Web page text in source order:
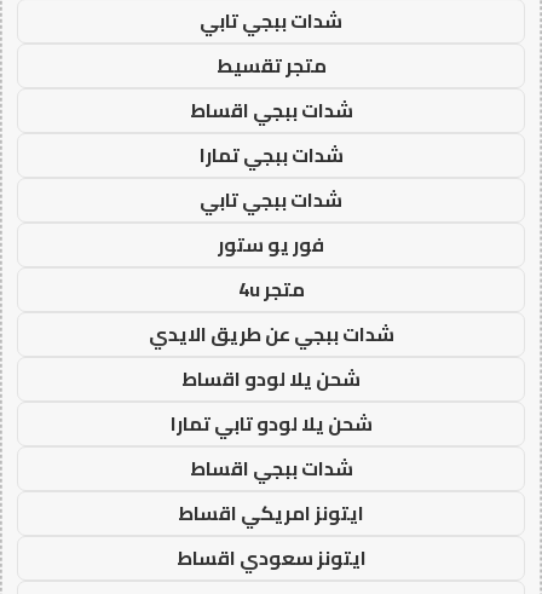
شدات ببجي تابي
متجر تقسيط
شدات ببجي اقساط
شدات ببجي تمارا
شدات ببجي تابي
فور يو ستور
متجر 4u
شدات ببجي عن طريق الايدي
شحن يلا لودو اقساط
شحن يلا لودو تابي تمارا
شدات ببجي اقساط
ايتونز امريكي اقساط
ايتونز سعودي اقساط